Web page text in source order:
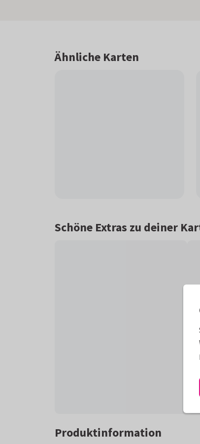
Ähnliche Karten
Schöne Extras zu deiner
Produktinformation